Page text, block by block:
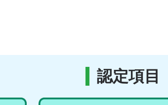
認定項目